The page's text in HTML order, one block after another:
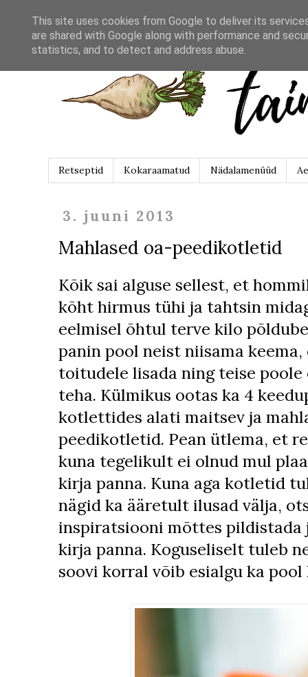
Retseptid Kokaraamatud Nädalamenüüd
3. juuni 2013
Mahlased oa-peedikotletid
Kõik sai alguse sellest, et
kõht hirmus tühi ja tahtsin
eelmisel õhtul terve kilo
panin pool neist niisama
toitudele lisada ning teise
teha. Külmikus ootas ka 4
kotlettides alati maitsev ja
peedikotletid. Pean ütlema, et
kuna tegelikult ei olnud mul
kirja panna. Kuna aga kotletid
nägid ka ääretult ilusad välja,
inspiratsiooni mõttes
kirja panna. Koguseliselt tuleb
soovi korral võib esialgu ka pool
This site uses cookies from Google to deliver its
are shared with Google along with performance and
statistics, and to detect and address abuse.